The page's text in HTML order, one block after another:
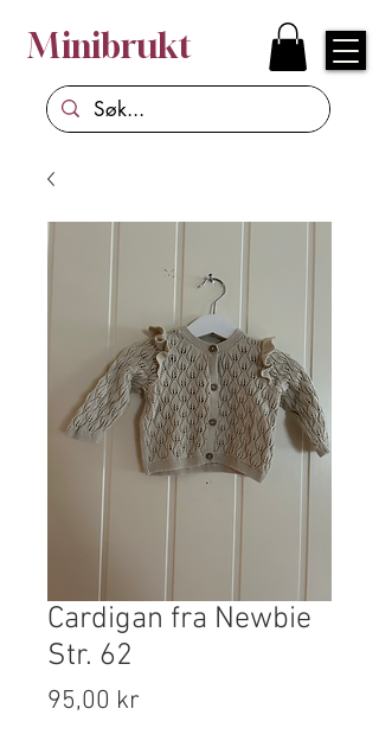
Minibrukt
Cardigan fra Newbie
Str. 62
95,00 kr